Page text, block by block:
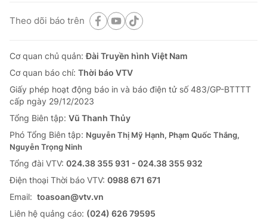
Theo dõi báo trên
Cơ quan chủ quản:Đài Truyền hình Việt Nam
Cơ quan báo chí: Thời báo VTV
Giấy phép hoạt động báo in và báo điện tử số 483/GP-BTTTT
cấp ngày 29/12/2023
Tổng Biên tập: Vũ Thanh Thủy
Phó Tổng Biên tập: Nguyễn Thị Mỹ Hạnh, Phạm Quốc Thắng,
Nguyễn Trọng Ninh
Tổng đài VTV: 024.38 355 931 - 024.38 355 932
Ðiện thoại Thời báo VTV: 0988 671 671
Email: toasoan@vtv.vn
Liên hệ quảng cáo: (024) 626 79595